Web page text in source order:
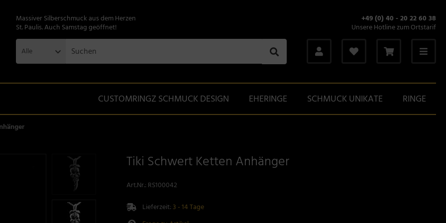
Massiver Silberschmuck aus dem Herzen
St. Paulis. Auch Samstag geöffnet!
+49 (0) 40 - 20 22 60 38
Unsere Hotline zum Ortstarif
Alle
CUSTOMRINGZ SCHMUCK DESIGN EHERINGE SCHMUCK UNIKATE RINGE
Tiki Schwert Ketten Anhänger
Art.Nr.: RS100042
Lieferzeit: 3 - 14 Tage